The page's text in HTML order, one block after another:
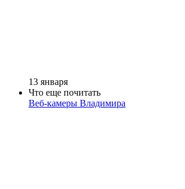
13 января
Что еще почитать
Веб-камеры Владимира